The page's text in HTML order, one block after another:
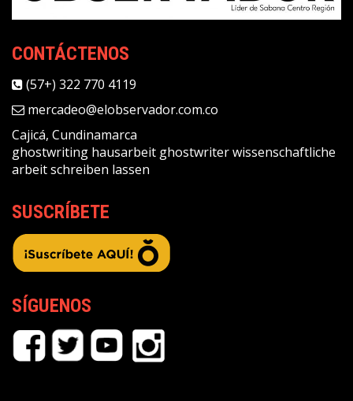
CONTÁCTENOS
(57+) 322 770 4119
mercadeo@elobservador.com.co
Cajicá, Cundinamarca
ghostwriting hausarbeit ghostwriterwissenschaftliche
arbeit schreiben lassen
SUSCRÍBETE
SÍGUENOS